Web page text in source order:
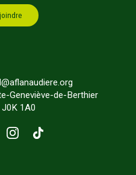
Geneviève-de-Berthier
J0K 1A0